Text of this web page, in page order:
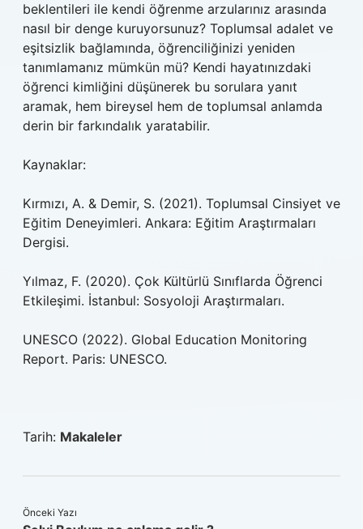
beklentileri ile kendi öğrenme arzularınız arasında
nasıl bir denge kuruyorsunuz? Toplumsal adalet ve
eşitsizlik bağlamında, öğrenciliğinizi yeniden
tanımlamanız mümkün mü? Kendi hayatınızdaki
öğrenci kimliğini düşünerek bu sorulara yanıt
aramak, hem bireysel hem de toplumsal anlamda
derin bir farkındalık yaratabilir.
Kaynaklar:
Kırmızı, A. & Demir, S. (2021). Toplumsal Cinsiyet ve
Eğitim Deneyimleri. Ankara: Eğitim Araştırmaları
Dergisi.
Yılmaz, F. (2020). Çok Kültürlü Sınıflarda Öğrenci
Etkileşimi. İstanbul: Sosyoloji Araştırmaları.
UNESCO (2022). Global Education Monitoring
Report. Paris: UNESCO.
Tarih: Makaleler
Önceki Yazı